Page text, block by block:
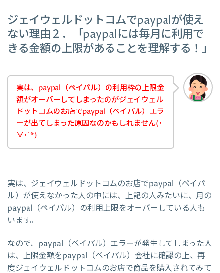
ジェイウェルドットコムでpaypalが使え
ない理由２．「paypalには毎月に利用で
きる金額の上限があることを理解する！」
実は、paypal（ペイパル）の利用枠の上限金
額がオーバーしてしまったのがジェイウェル
ドットコムのお店でpaypal（ペイパル）エラ
ーが出てしまった原因なのかもしれません(･
∀･`*)
実は、ジェイウェルドットコムのお店でpaypal（ペイパ
ル）が使えなかった人の中には、上記の人みたいに、月の
paypal（ペイパル）の利用上限をオーバーしている人も
います。
なので、paypal（ペイパル）エラーが発生してしまった人
は、上限金額をpaypal（ペイパル）会社に確認の上、再
度ジェイウェルドットコムのお店で商品を購入されてみて